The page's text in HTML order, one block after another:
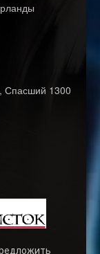
Спасший 1300